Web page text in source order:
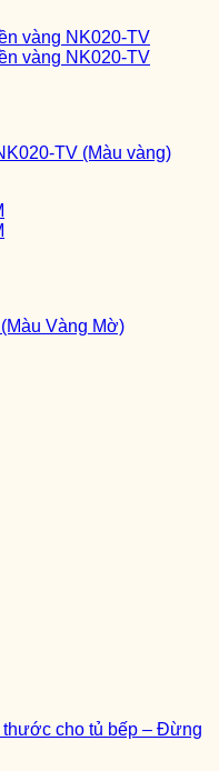
TV (Màu vàng)
Vàng Mờ)